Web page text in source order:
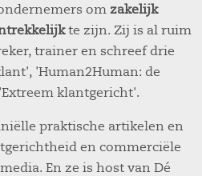
om zakelijk
te zijn. Zij is al ruim
trainer en schreef drie
'Human2Human: de
klantgericht'.
praktische artikelen en
en commerciële
En ze is host van Dé